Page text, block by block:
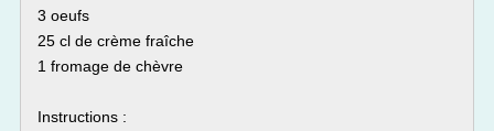
3 oeufs
25 cl de crème fraîche
1 fromage de chèvre
Instructions :